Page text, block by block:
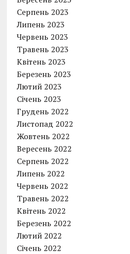
Серпень 2023
Липень 2023
Червень 2023
Травень 2023
Квітень 2023
Березень 2023
Лютий 2023
Січень 2023
Грудень 2022
Листопад 2022
Жовтень 2022
Вересень 2022
Серпень 2022
Липень 2022
Червень 2022
Травень 2022
Квітень 2022
Березень 2022
Лютий 2022
Січень 2022